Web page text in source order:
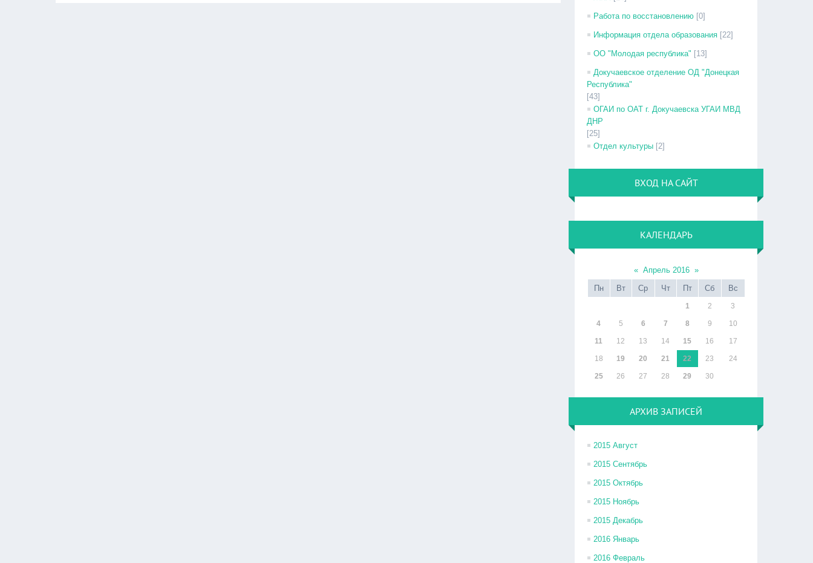
Работа по восстановлению [0]
Информация отдела образования [22]
ОО "Молодая республика" [13]
Докучаевское отделение ОД "Донецкая
Республика"
[43]
ОГАИ по ОАТ г. Докучаевска УГАИ МВД
ДНР
[25]
Отдел культуры [2]
ВХОД НА САЙТ
КАЛЕНДАРЬ
« Апрель 2016 »
Пн
Вт Ср Чт Пт Сб Вс
1 2 3
4 5 6 7 8 9 10
11 12 13 14 15 16 17
18 19 20 21 22 23 24
25 26 27 28 29 30
АРХИВ ЗАПИСЕЙ
2015 Август
2015 Сентябрь
2015 Октябрь
2015 Ноябрь
2015 Декабрь
2016 Январь
2016 Февраль